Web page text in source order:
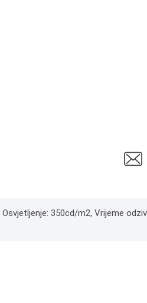
350cd/m2, Vrijeme